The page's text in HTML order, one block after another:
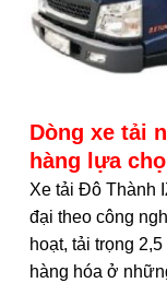
Dòng xe tải
hàng lựa
Xe tải Đô Thành
đại theo công
hoạt, tải trọng
hàng hóa ở